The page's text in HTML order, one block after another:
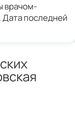
врачом-
Дата последней